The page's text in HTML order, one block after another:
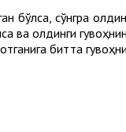
сўнгра
олдинги гувоҳнинг
битта